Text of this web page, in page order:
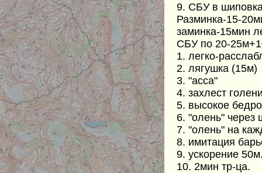
9. СБУ в
Разминка-15-
заминка-15мин
СБУ по 20-
1. легко-
2. лягушка (15м)
3. "асса"
4. захлест
5. высокое
6. "олень" через
7. "олень" на
8. имитация
9. ускорение
10. 2мин тр-ца.